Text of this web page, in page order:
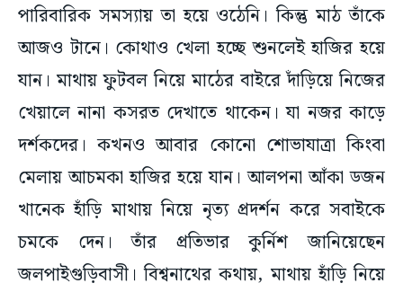
পারিবারিক সমস্যায় তা হয়ে ওঠেনি। কিন্তু মাঠ তাঁকে
আজও টানে। কোথাও খেলা হচ্ছে শুনলেই হাজির হয়ে
যান। মাথায় ফুটবল নিয়ে মাঠের বাইরে দাঁড়িয়ে নিজের
খেয়ালে নানা কসরত দেখাতে থাকেন। যা নজর কাড়ে
দর্শকদের। কখনও আবার কোনো শোভাযাত্রা কিংবা
মেলায় আচমকা হাজির হয়ে যান। আলপনা আঁকা ডজন
খানেক হাঁড়ি মাথায় নিয়ে নৃত্য প্রদর্শন করে সবাইকে
চমকে দেন। তাঁর প্রতিভার কুর্নিশ জানিয়েছেন
জলপাইগুড়িবাসী। বিশ্বনাথের কথায়, মাথায় হাঁড়ি নিয়ে